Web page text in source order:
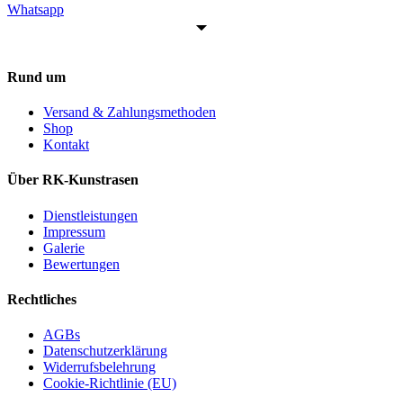
Whatsapp
Rund um
Versand & Zahlungsmethoden
Shop
Kontakt
Über RK-Kunstrasen
Dienstleistungen
Impressum
Galerie
Bewertungen
Rechtliches
AGBs
Datenschutzerklärung
Widerrufsbelehrung
Cookie-Richtlinie (EU)